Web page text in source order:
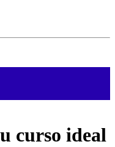
curso ideal